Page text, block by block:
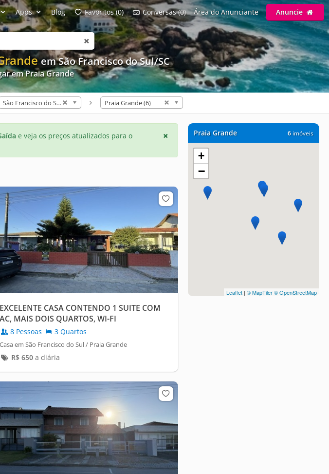
em São Francisco do Sul/SC
em Praia Grande
Apps Blog Favoritos (0) Conversas (0) Área do Anunciante Anuncie
São Francisco do Sul (127) Praia Grande (6)
6imóveis
Praia Grande
+
−
Leaflet | © MapTiler© OpenStreetMap
e veja os preços atualizados para o
EXCELENTE CASA CONTENDO 1 SUITE COM
AC, MAIS DOIS QUARTOS, WI-FI
8 Pessoas 3 Quartos
Casa em São Francisco do Sul / Praia Grande
R$ 650a diária